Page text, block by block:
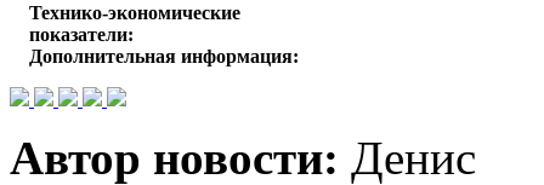
Технико-экономические
показатели:
Дополнительная информация:
Автор новости: Денис